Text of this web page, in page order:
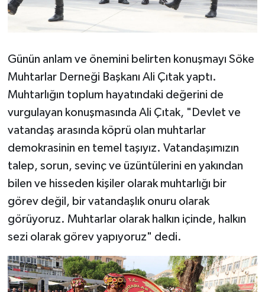
Günün anlam ve önemini belirten konuşmayı Söke
Muhtarlar Derneği Başkanı Ali Çıtak yaptı.
Muhtarlığın toplum hayatındaki değerini de
vurgulayan konuşmasında Ali Çıtak, "Devlet ve
vatandaş arasında köprü olan muhtarlar
demokrasinin en temel taşıyız. Vatandaşımızın
talep, sorun, sevinç ve üzüntülerini en yakından
bilen ve hisseden kişiler olarak muhtarlığı bir
görev değil, bir vatandaşlık onuru olarak
görüyoruz. Muhtarlar olarak halkın içinde, halkın
sezi olarak görev yapıyoruz" dedi.